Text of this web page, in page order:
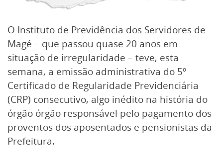
O Instituto de Previdência dos Servidores de
Magé – que passou quase 20 anos em
situação de irregularidade – teve, esta
semana, a emissão administrativa do 5º
Certificado de Regularidade Previdenciária
(CRP) consecutivo, algo inédito na história do
órgão órgão responsável pelo pagamento dos
proventos dos aposentados e pensionistas da
Prefeitura.